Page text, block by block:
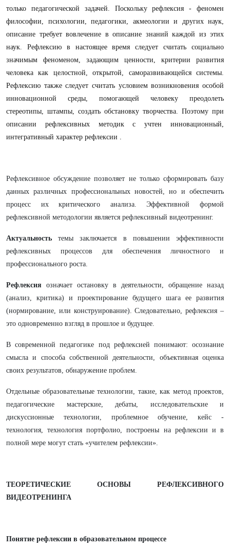
только педагогической задачей. Поскольку рефлексия - феномен
философии, психологии, педагогики, акмеологии и других наук,
описание требует вовлечение в описание знаний каждой из этих
наук. Рефлексию в настоящее время следует считать социально
значимым феноменом, задающим ценности, критерии развития
человека как целостной, открытой, саморазвивающейся системы.
Рефлексию также следует считать условием возникновения особой
инновационной среды, помогающей человеку преодолеть
стереотипы, штампы, создать обстановку творчества. Поэтому при
описании рефлексивных методик с учтен инновационный,
интегративный характер рефлексии .
Рефлексивное обсуждение позволяет не только сформировать базу
данных различных профессиональных новостей, но и обеспечить
процесс их критического анализа. Эффективной формой
рефлексивной методологии является рефлексивный видеотренинг.
Актуальность темы заключается в повышении эффективности
рефлексивных процессов для обеспечения личностного и
профессионального роста.
Рефлексия означает остановку в деятельности, обращение назад
(анализ, критика) и проектирование будущего шага ее развития
(нормирование, или конструирование). Следовательно, рефлексия –
это одновременно взгляд в прошлое и будущее.
В современной педагогике под рефлексией понимают: осознание
смысла и способа собственной деятельности, объективная оценка
своих результатов, обнаружение проблем.
Отдельные образовательные технологии, такие, как метод проектов,
педагогические мастерские, дебаты, исследовательские и
дискуссионные технологии, проблемное обучение, кейс -
технология, технология портфолио, построены на рефлексии и в
полной мере могут стать «учителем рефлексии».
ТЕОРЕТИЧЕСКИЕ ОСНОВЫ РЕФЛЕКСИВНОГО
ВИДЕОТРЕНИНГА
Понятие рефлексии в образовательном процессе